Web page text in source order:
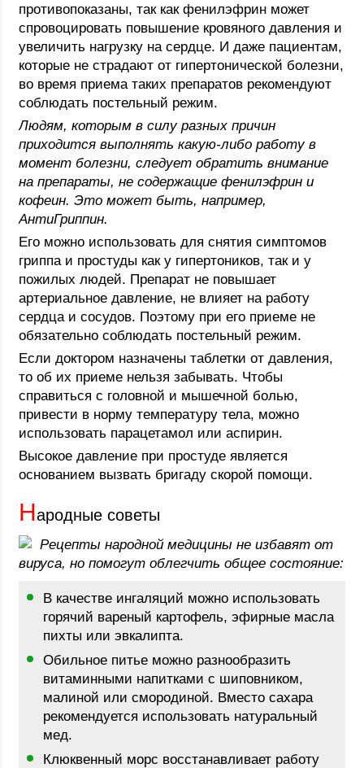
противопоказаны, так как фенилэфрин может
спровоцировать повышение кровяного давления и
увеличить нагрузку на сердце. И даже пациентам,
которые не страдают от гипертонической болезни,
во время приема таких препаратов рекомендуют
соблюдать постельный режим.
Людям, которым в силу разных причин
приходится выполнять какую-либо работу в
момент болезни, следует обратить внимание
на препараты, не содержащие фенилэфрин и
кофеин. Это может быть, например,
АнтиГриппин.
Его можно использовать для снятия симптомов
гриппа и простуды как у гипертоников, так и у
пожилых людей. Препарат не повышает
артериальное давление, не влияет на работу
сердца и сосудов. Поэтому при его приеме не
обязательно соблюдать постельный режим.
Если доктором назначены таблетки от давления,
то об их приеме нельзя забывать. Чтобы
справиться с головной и мышечной болью,
привести в норму температуру тела, можно
использовать парацетамол или аспирин.
Высокое давление при простуде является
основанием вызвать бригаду скорой помощи.
Народные советы
Рецепты народной медицины не избавят от
вируса, но помогут облегчить общее состояние:
В качестве ингаляций можно использовать
горячий вареный картофель, эфирные масла
пихты или эвкалипта.
Обильное питье можно разнообразить
витаминными напитками с шиповником,
малиной или смородиной. Вместо сахара
рекомендуется использовать натуральный
мед.
Клюквенный морс восстанавливает работу